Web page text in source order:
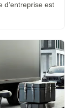
d’entreprise est